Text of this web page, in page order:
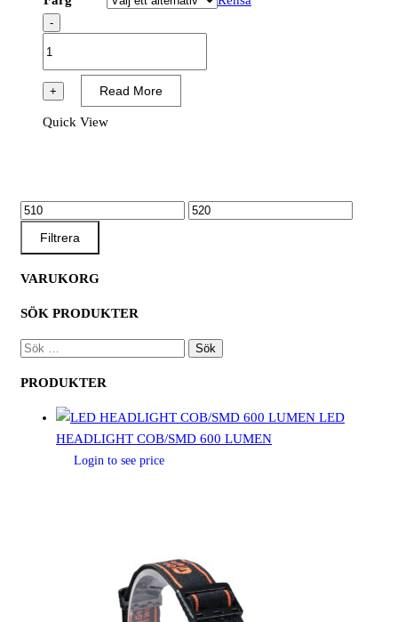
-
Skyddssko
ESD
+ Read More
Quick View
MIN
PRIS
MAX
Filtrera
VARUKORG
SÖK PRODUKTER
SÖK
PRODUKTER
LED
HEADLIGHT COB/SMD 600 LUMEN
Login to see price